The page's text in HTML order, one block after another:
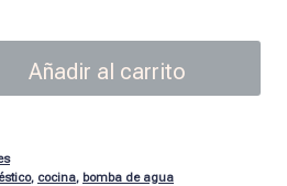
Añadir al carrito
, cocina, bomba de agua